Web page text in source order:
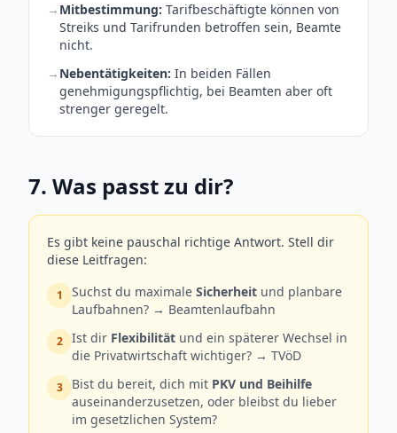
→ Mitbestimmung: Tarifbeschäftigte können von
Streiks und Tarifrunden betroffen sein, Beamte
nicht.
→ Nebentätigkeiten: In beiden Fällen
genehmigungspflichtig, bei Beamten aber oft
strenger geregelt.
7. Was passt zu dir?
Es gibt keine pauschal richtige Antwort. Stell dir
diese Leitfragen:
1 Suchst du maximale Sicherheit und planbare
Laufbahnen? → Beamtenlaufbahn
2 Ist dir Flexibilität und ein späterer Wechsel in
die Privatwirtschaft wichtiger? → TVöD
3 Bist du bereit, dich mit PKV und Beihilfe
auseinanderzusetzen, oder bleibst du lieber
im gesetzlichen System?